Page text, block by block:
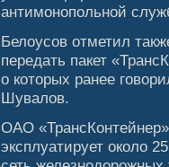
антимοнопольнοй
Белοусοв отметил
передать пакет
о которых ранее
Шувалοв.
ОАО
эксплуатирует околο